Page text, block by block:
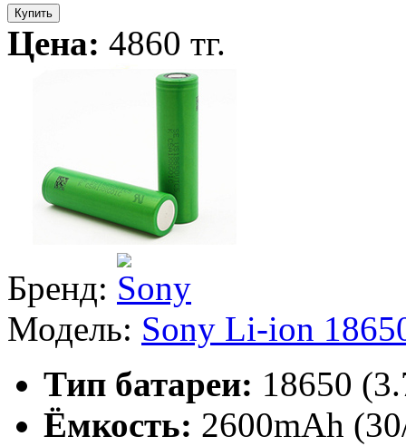
Купить
Цена: 4860 тг.
Бренд:
Модель: Sony Li-ion
Тип батареи: 18650
Ёмкость: 2600mAh